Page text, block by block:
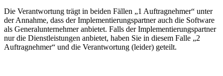
Die Verantwortung trägt in beiden Fällen „1 Auftragnehmer“ unter
der Annahme, dass der Implementierungspartner auch die Software
als Generalunternehmer anbietet. Falls der Implementierungspartner
nur die Dienstleistungen anbietet, haben Sie in diesem Falle „2
Auftragnehmer“ und die Verantwortung (leider) geteilt.